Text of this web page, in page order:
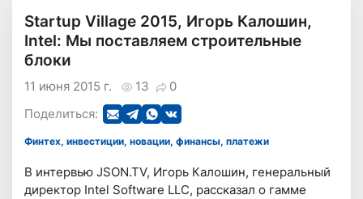
Startup Village 2015, Игорь Калошин,
Intel: Мы поставляем строительные
блоки
13 0
11 июня 2015 г.
Поделиться:
Финтех, инвестиции, новации, финансы, платежи
В интервью JSON.TV, Игорь Калошин, генеральный
директор Intel Software LLC, рассказал о гамме